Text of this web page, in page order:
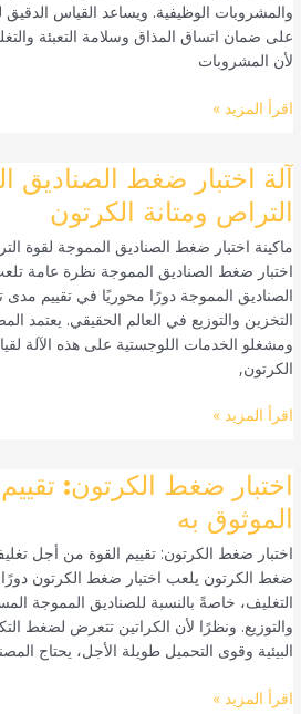
والمشروبات الوظيفية. ويساعد القياس
على ضمان اتساق المذاق وسلامة التعبئة
لأن المشروبات
CO2
لتحليل
كربنة
اقرأ المزيد »
آلة اختبار ضغط الصناديق
التراص ومتانة الكرتون
ماكينة اختبار ضغط الصناديق المموجة لقوة
اختبار ضغط الصناديق المموجة نظرة عامة
الصناديق المموجة دورًا محوريًا في تقييم
التخزين والتوزيع في العالم الحقيقي. يعتمد
ومشغلو الخدمات اللوجستية على هذه الآلة
الكرتون,
آلة
اختبار
ضغط
الصناديق
المموجة
لقوة
التراص
ومتانة
الكرتون
اقرأ المزيد »
اختبار ضغط الكرتون:
الموثوق به
اختبار ضغط الكرتون: تقييم القوة من أجل
ضغط الكرتون يلعب اختبار ضغط الكرتون
التغليف، خاصةً بالنسبة للصناديق المموجة
والتوزيع. ونظرًا لأن الكراتين تتعرض لضغط
البيئية وقوى التحميل طويلة الأجل، يحتاج
اختبار
ضغط
الكرتون:
تقييم
القوة
للتغليف
الموثوق
به
اقرأ المزيد »